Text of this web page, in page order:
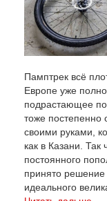
Памптрек всё
Европе уже
подрастающее
тоже постепенно
своими руками,
как в Казани. Так
постоянного
принято решение
идеального